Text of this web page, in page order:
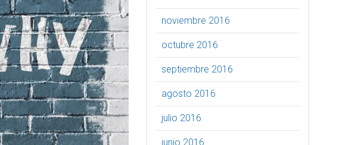
noviembre 2016
octubre 2016
septiembre 2016
agosto 2016
julio 2016
junio 2016